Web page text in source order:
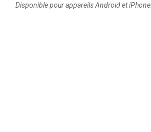
Disponible pour appareils Android et iPhone.